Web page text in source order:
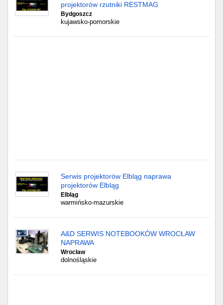
projektorów rzutniki RESTMAG
Bydgoszcz
kujawsko-pomorskie
Serwis projektorów Elbląg naprawa
projektorów Elbląg
Elbląg
warmińsko-mazurskie
A&D SERWIS NOTEBOOKÓW WROCŁAW
NAPRAWA
Wrocław
dolnośląskie
Lublin
Częstochowa
Toruń
Sosnowiec